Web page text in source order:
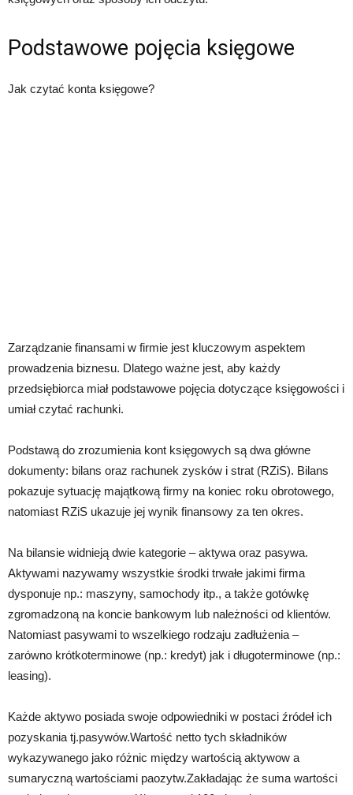
Podstawowe pojęcia księgowe
Jak czytać konta księgowe?
Zarządzanie finansami w firmie jest kluczowym aspektem
prowadzenia biznesu. Dlatego ważne jest, aby każdy
przedsiębiorca miał podstawowe pojęcia dotyczące księgowości i
umiał czytać rachunki.
Podstawą do zrozumienia kont księgowych są dwa główne
dokumenty: bilans oraz rachunek zysków i strat (RZiS). Bilans
pokazuje sytuację majątkową firmy na koniec roku obrotowego,
natomiast RZiS ukazuje jej wynik finansowy za ten okres.
Na bilansie widnieją dwie kategorie – aktywa oraz pasywa.
Aktywami nazywamy wszystkie środki trwałe jakimi firma
dysponuje np.: maszyny, samochody itp., a także gotówkę
zgromadzoną na koncie bankowym lub należności od klientów.
Natomiast pasywami to wszelkiego rodzaju zadłużenia –
zarówno krótkoterminowe (np.: kredyt) jak i długoterminowe (np.:
leasing).
Każde aktywo posiada swoje odpowiedniki w postaci źródeł ich
pozyskania tj.pasywów.Wartość netto tych składników
wykazywanego jako różnic między wartością aktywow a
sumaryczną wartościami paozytw.Zakładając że suma wartości